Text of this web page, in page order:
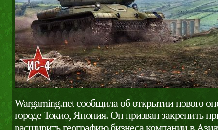
Wargaming.net сообщила об открытии нового
городе Токио, Япония. Он призван закрепить
расширить географию бизнеса компании в